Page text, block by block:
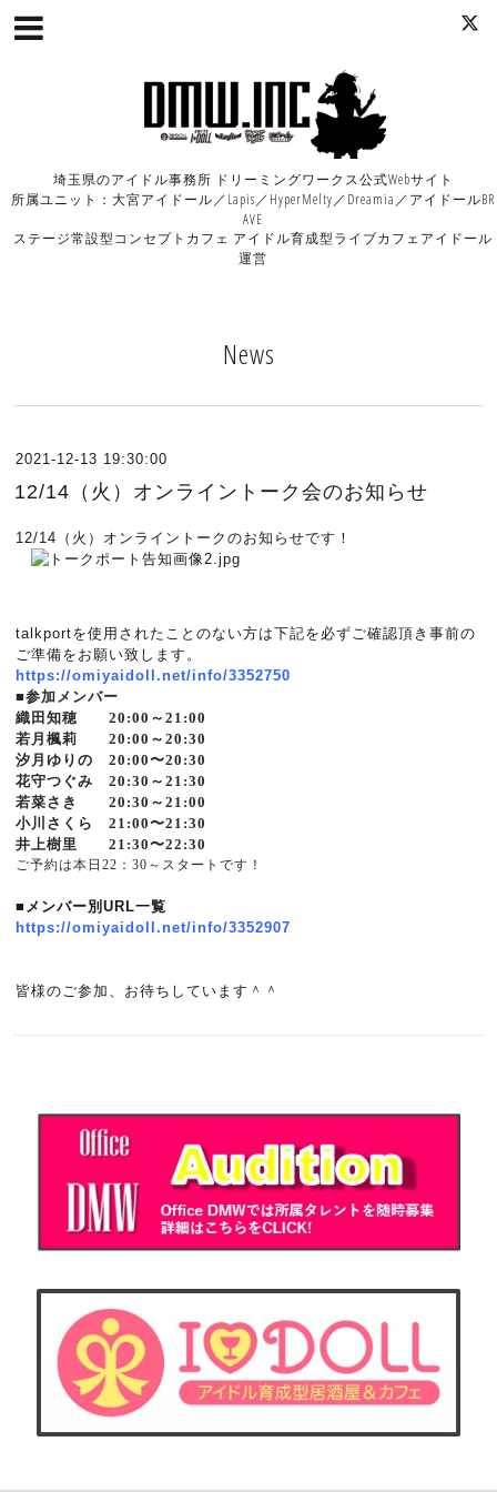
埼玉県のアイドル事務所 ドリーミングワークス公式Webサイト
所属ユニット：大宮アイドール／Lapis／HyperMelty／Dreamia／アイドールBR
AVE
ステージ常設型コンセプトカフェ アイドル育成型ライブカフェアイドール
運営
News
2021-12-13 19:30:00
12/14（火）オンライントーク会のお知らせ
12/14（火）オンライントークのお知らせです！
talkportを使用されたことのない方は下記を必ずご確認頂き事前の
ご準備をお願い致します。
https://omiyaidoll.net/info/3352750
■参加メンバー
織田知穂 20:00～21:00
若月楓莉 20:00～20:30
汐月ゆりの 20:00〜20:30
花守つぐみ 20:30～21:30
若菜さき 20:30～21:00
小川さくら 21:00〜21:30
井上樹里 21:30〜22:30
ご予約は本日22：30～スタートです！
■メンバー別URL一覧
https://omiyaidoll.net/info/3352907
皆様のご参加、お待ちしています＾＾